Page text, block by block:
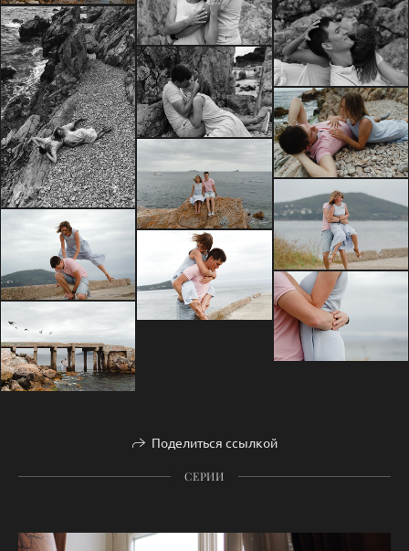
Поделиться ссылкой
СЕРИИ